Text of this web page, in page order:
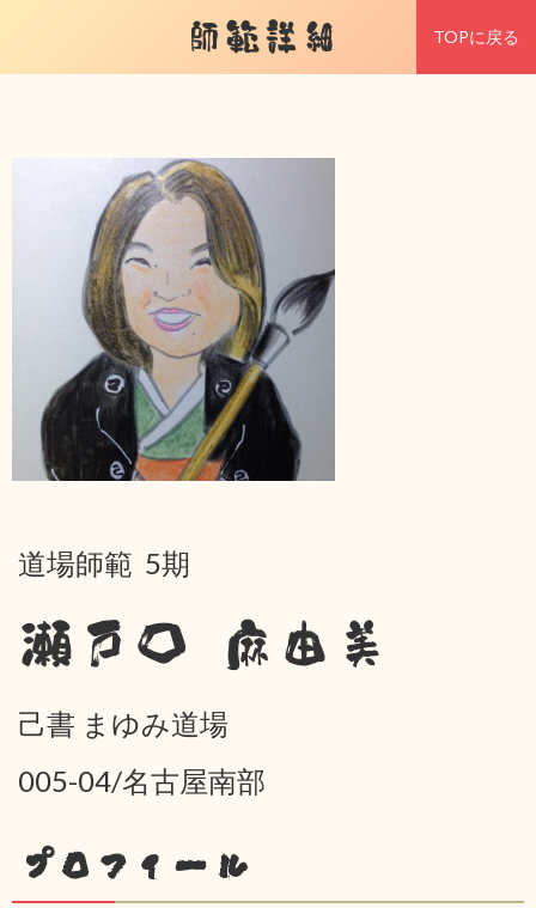
師範詳細 TOPに戻る
道場師範 5期
瀬戸口 麻由美
己書 まゆみ道場
005-04/名古屋南部
プロフィール